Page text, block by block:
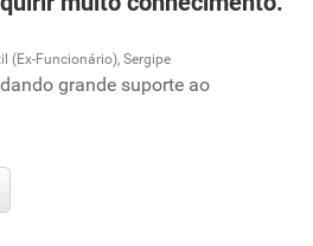
(Ex-Funcionário), Sergipe
grande suporte ao